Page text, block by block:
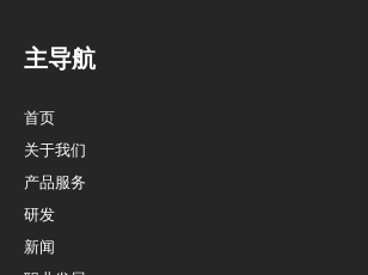
主导航
首页
关于我们
产品服务
研发
新闻